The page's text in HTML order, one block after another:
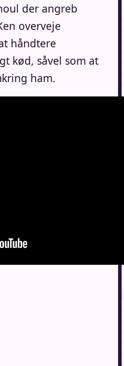
der angreb
overveje
håndtere
kød, såvel som at
ham.